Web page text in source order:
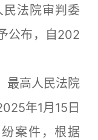
法院审判委
公布，自202
高人民法院
年1月15日
案件，根据